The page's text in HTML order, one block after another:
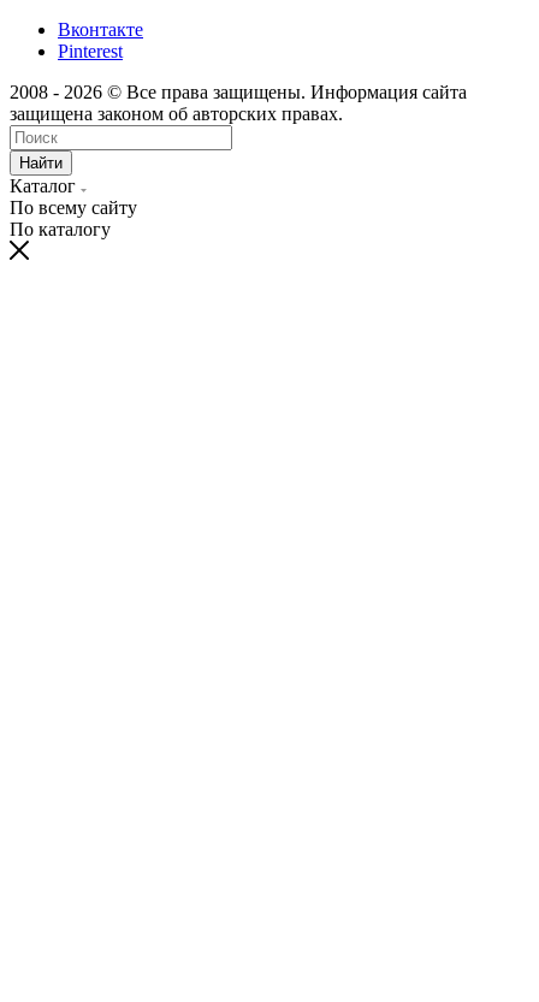
Вконтакте
Pinterest
2008 - 2026 © Все права защищены. Информация сайта
защищена законом об авторских правах.
Найти
Каталог
По всему сайту
По каталогу